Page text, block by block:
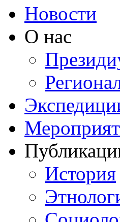
Новости
О нас
История